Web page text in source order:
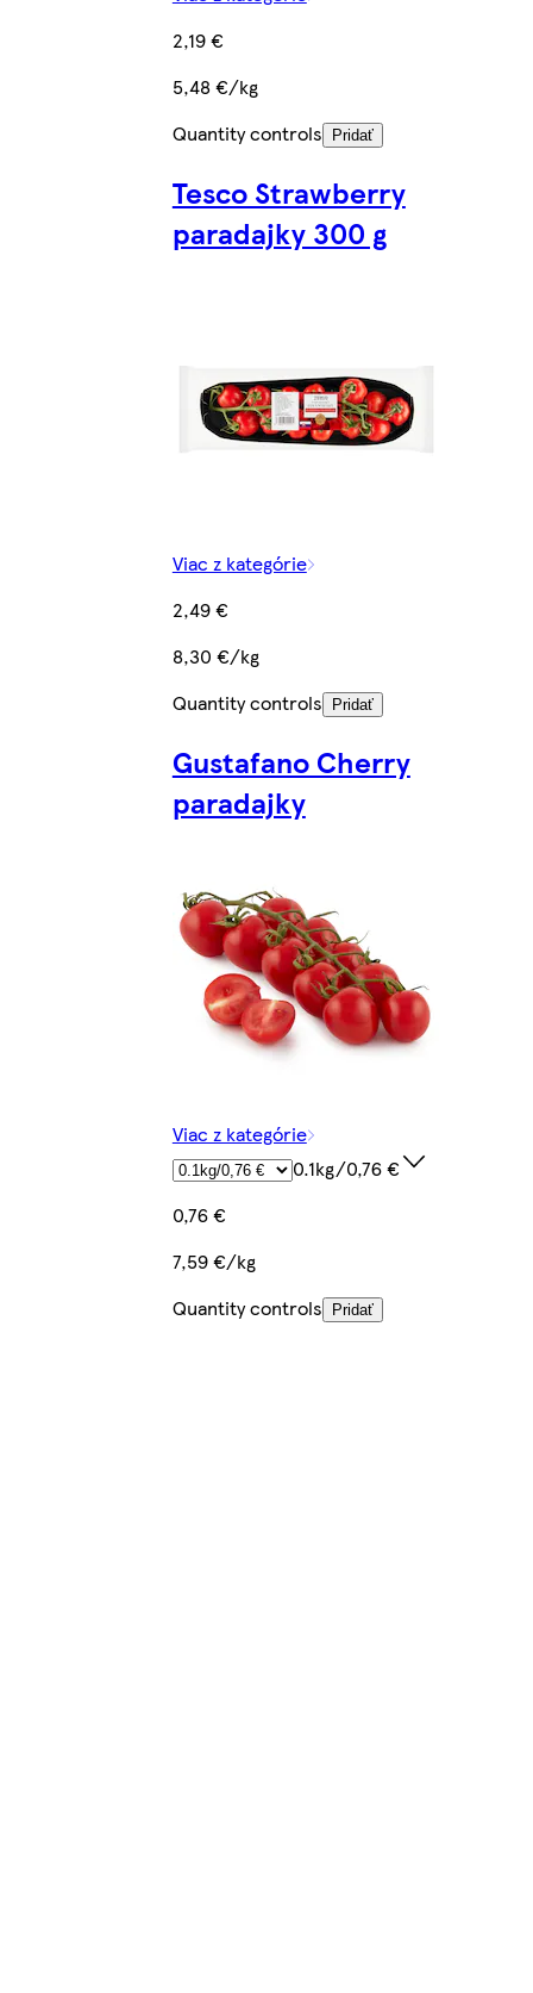
2,19 €
5,48 €/kg
Quantity controls
Pridať
Tesco Strawberry
paradajky 300 g
Viac z kategórie
2,49 €
8,30 €/kg
Quantity controls
Pridať
Gustafano Cherry
paradajky
Viac z kategórie
0.1kg/0,76 €
0,76 €
7,59 €/kg
Quantity controls
Pridať